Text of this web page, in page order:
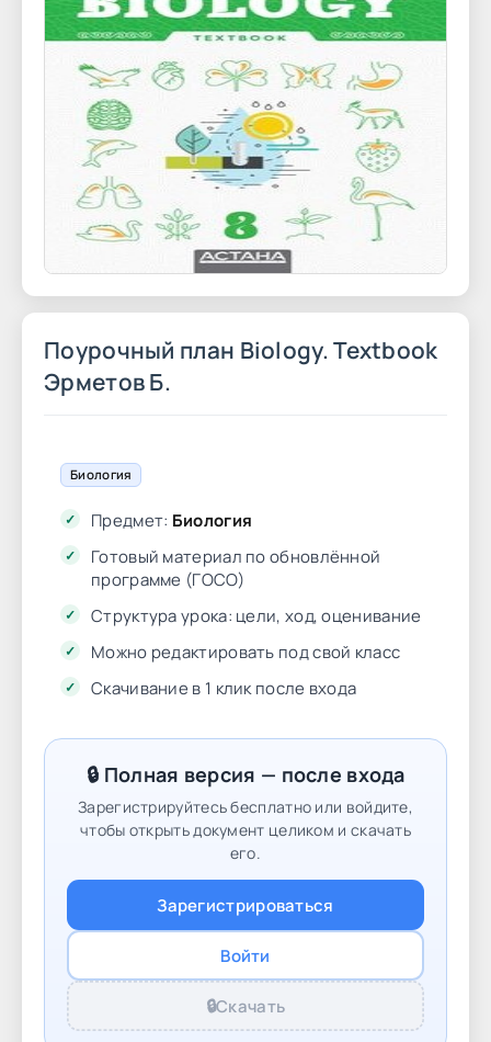
Поурочный план Biology. Textbook
Эрметов Б.
Биология
Предмет: Биология
Готовый материал по обновлённой
программе (ГОСО)
Структура урока: цели, ход, оценивание
Можно редактировать под свой класс
Скачивание в 1 клик после входа
🔒 Полная версия — после входа
Зарегистрируйтесь бесплатно или войдите,
чтобы открыть документ целиком и скачать
его.
Зарегистрироваться
Войти
🔒Скачать